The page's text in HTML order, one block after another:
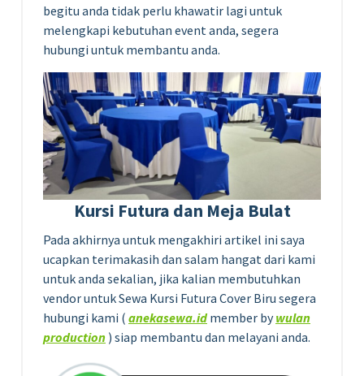
begitu anda tidak perlu khawatir lagi untuk
melengkapi kebutuhan event anda, segera
hubungi untuk membantu anda.
Kursi Futura dan Meja Bulat
Pada akhirnya untuk mengakhiri artikel ini saya
ucapkan terimakasih dan salam hangat dari kami
untuk anda sekalian, jika kalian membutuhkan
vendor untuk Sewa Kursi Futura Cover Biru segera
hubungi kami ( anekasewa.idmember bywulan
production ) siap membantu dan melayani anda.